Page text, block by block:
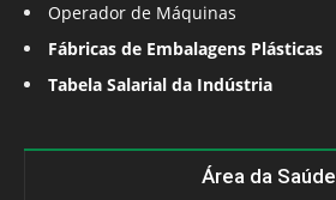
Operador de Máquinas
Fábricas de Embalagens Plásticas
Tabela Salarial da Indústria
Área da Saúde